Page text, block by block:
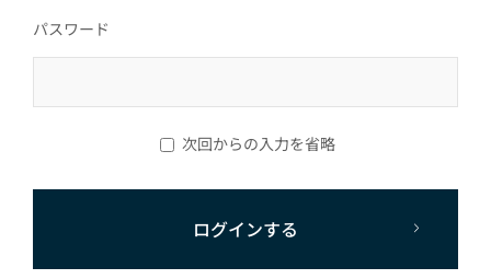
パスワード
次回からの入力を省略
ログインする